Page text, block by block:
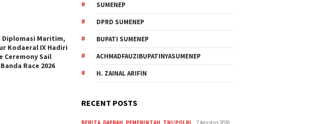
Diplomasi Maritim,
Kodaeral IX Hadiri
Ceremony Sail
Race 2026
SUMENEP
DPRD SUMENEP
BUPATI SUMENEP
ACHMADFAUZIBUPATINYASUMENEP
H. ZAINAL ARIFIN
RECENT POSTS
BERITA, DAERAH, PEMERINTAH, TNI/POLRI 7 Agustus 2026